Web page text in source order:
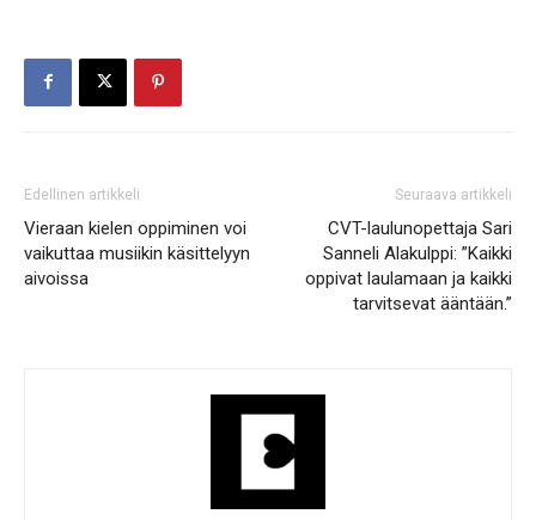
Edellinen artikkeli
Vieraan kielen oppiminen voi
vaikuttaa musiikin käsittelyyn
aivoissa
Seuraava artikkeli
CVT-laulunopettaja Sari
Sanneli Alakulppi: ”Kaikki
oppivat laulamaan ja kaikki
tarvitsevat ääntään.”